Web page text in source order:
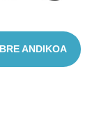
ANDIKOA